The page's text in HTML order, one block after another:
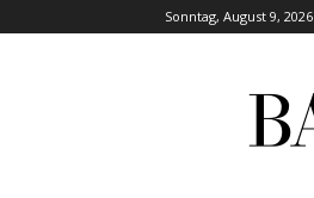
Sonntag, August 9, 2026
MAGAZINE